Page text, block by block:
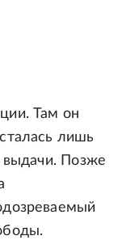
Там он
лишь
выдачи. Позже